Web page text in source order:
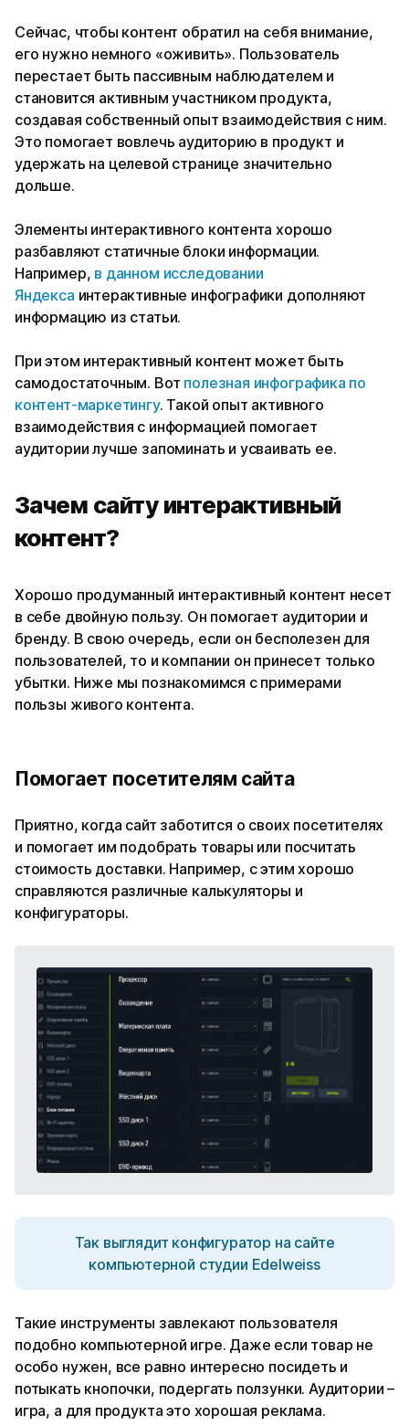
Сейчас, чтобы контент обратил на себя внимание,
его нужно немного «оживить». Пользователь
перестает быть пассивным наблюдателем и
становится активным участником продукта,
создавая собственный опыт взаимодействия с ним.
Это помогает вовлечь аудиторию в продукт и
удержать на целевой странице значительно
дольше.
Элементы интерактивного контента хорошо
разбавляют статичные блоки информации.
Например, в данном исследовании
Яндекса интерактивные инфографики дополняют
информацию из статьи.
При этом интерактивный контент может быть
самодостаточным. Вот полезная инфографика по
контент-маркетингу. Такой опыт активного
взаимодействия с информацией помогает
аудитории лучше запоминать и усваивать ее.
Зачем сайту интерактивный
контент?
Хорошо продуманный интерактивный контент несет
в себе двойную пользу. Он помогает аудитории и
бренду. В свою очередь, если он бесполезен для
пользователей, то и компании он принесет только
убытки. Ниже мы познакомимся с примерами
пользы живого контента.
Помогает посетителям сайта
Приятно, когда сайт заботится о своих посетителях
и помогает им подобрать товары или посчитать
стоимость доставки. Например, с этим хорошо
справляются различные калькуляторы и
конфигураторы.
Так выглядит конфигуратор на сайте
компьютерной студии Edelweiss
Такие инструменты завлекают пользователя
подобно компьютерной игре. Даже если товар не
особо нужен, все равно интересно посидеть и
потыкать кнопочки, подергать ползунки. Аудитории –
игра, а для продукта это хорошая реклама.